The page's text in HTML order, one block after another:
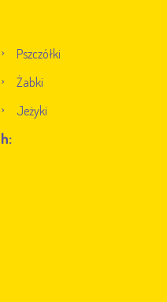
Pszczółki
Żabki
Jeżyki